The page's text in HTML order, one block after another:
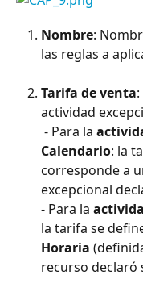
Nombre:
las reglas a
Tarifa de venta
actividad
- Para la
Calendario: la
corresponde a
excepcional
- Para la
la tarifa se
Horaria
recurso declaró